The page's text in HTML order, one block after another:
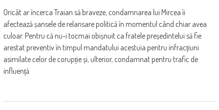
Oricât ar încerca Traian să braveze, condamnarea lui Mircea îi
afectează șansele de relansare politică în momentul când chiar avea
culoar. Pentru că nu-i tocmai obișnuit ca fratele președintelui să fie
arestat preventiv în timpul mandatului acestuia pentru infracțiuni
asimilate celor de corupție și, ulterior, condamnat pentru trafic de
influență